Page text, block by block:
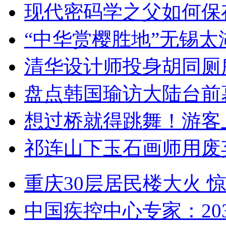
现代密码学之父如何
“中华赏樱胜地”无锡
清华设计师投身胡同
盘点韩国瑜访大陆台
想过桥就得跳舞！游客
祁连山下玉石画师用
重庆30层居民楼大火
中国疾控中心专家：